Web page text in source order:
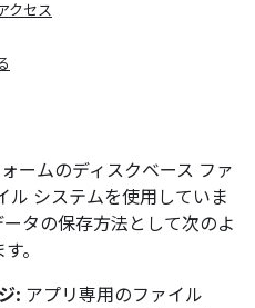
クセス
ームのディスクベース ファ
ル システムを使用していま
タの保存方法として次のよ
。
: アプリ専用のファイル